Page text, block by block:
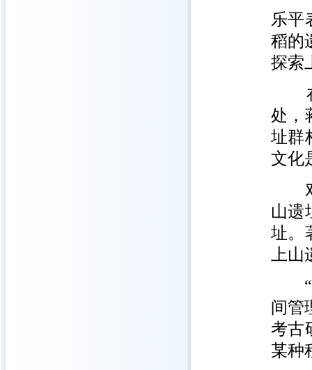
乐平
稻的
探索
在
处，
址群
文化
对
山遗
址。
上山
“水
间管
考古
某种